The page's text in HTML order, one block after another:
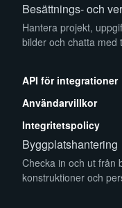
Besättnings- och
Hantera projekt,
bilder och chatta med
API för integrationer
Användarvillkor
Integritetspolicy
Byggplatshantering
Checka in och ut från
konstruktioner och